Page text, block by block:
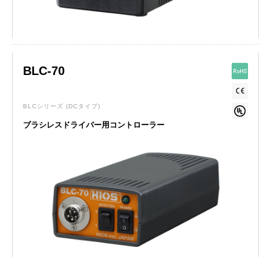
BLC-70
BLCシリーズ (DCタイプ)
ブラシレスドライバー用コントローラー